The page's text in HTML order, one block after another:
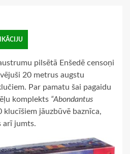
pilsētā Enšedē censoņi
20 metrus augstu
Par pamatu šai pagaidu
komplekts “Abondantus
klucīšiem jāuzbūvē baznīca,
arī jumts.